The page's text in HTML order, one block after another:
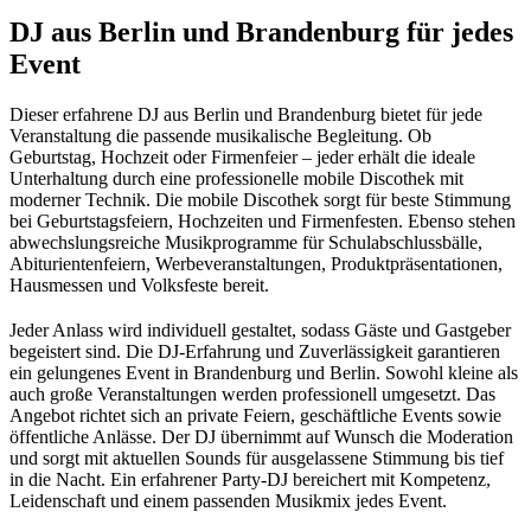
DJ aus Berlin und Brandenburg für jedes
Event
Dieser erfahrene DJ aus Berlin und Brandenburg bietet für jede
Veranstaltung die passende musikalische Begleitung. Ob
Geburtstag, Hochzeit oder Firmenfeier – jeder erhält die ideale
Unterhaltung durch eine professionelle mobile Discothek mit
moderner Technik. Die mobile Discothek sorgt für beste Stimmung
bei Geburtstagsfeiern, Hochzeiten und Firmenfesten. Ebenso stehen
abwechslungsreiche Musikprogramme für Schulabschlussbälle,
Abiturientenfeiern, Werbeveranstaltungen, Produktpräsentationen,
Hausmessen und Volksfeste bereit.
Jeder Anlass wird individuell gestaltet, sodass Gäste und Gastgeber
begeistert sind. Die DJ-Erfahrung und Zuverlässigkeit garantieren
ein gelungenes Event in Brandenburg und Berlin. Sowohl kleine als
auch große Veranstaltungen werden professionell umgesetzt. Das
Angebot richtet sich an private Feiern, geschäftliche Events sowie
öffentliche Anlässe. Der DJ übernimmt auf Wunsch die Moderation
und sorgt mit aktuellen Sounds für ausgelassene Stimmung bis tief
in die Nacht. Ein erfahrener Party-DJ bereichert mit Kompetenz,
Leidenschaft und einem passenden Musikmix jedes Event.